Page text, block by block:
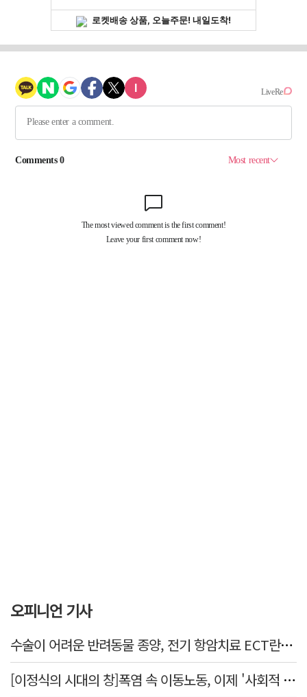
오피니언 기사
수술이 어려운 반려동물 종양, 전기 항암치료 ECT란? [반려동물 건강톡톡]
[이정식의 시대의 창]폭염 속 이동노동, 이제 '사회적 위험 관리'로 전환할 때